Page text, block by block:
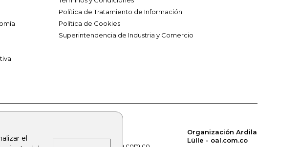
el
Política de Tratamiento de Información
Política de Cookies
Superintendencia de Industria y Comercio
bolsaencolombia.com
Organización Ardila
Lülle - oal.com.co